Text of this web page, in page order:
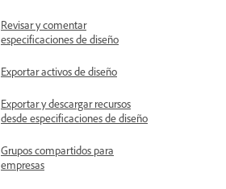
Revisar y comentar
especificaciones de diseño
Exportar activos de diseño
Exportar y descargar recursos
desde especificaciones de diseño
Grupos compartidos para
empresas